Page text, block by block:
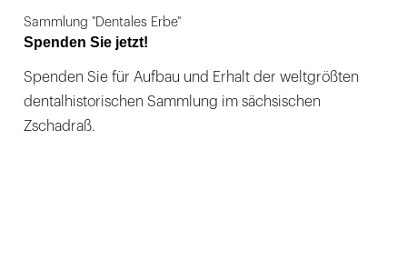
Sammlung "Dentales Erbe"
Spenden Sie jetzt!
Spenden Sie für Aufbau und Erhalt der weltgrößten
dentalhistorischen Sammlung im sächsischen
Zschadraß.